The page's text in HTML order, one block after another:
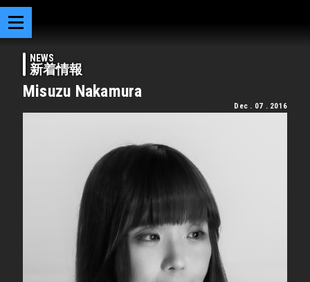
NEWS
新着情報
Misuzu Nakamura
Dec . 07 . 2016